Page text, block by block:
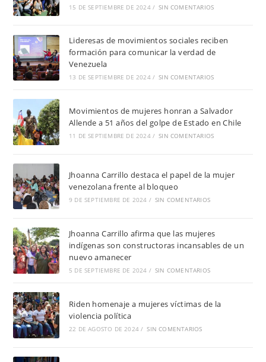
15 DE SEPTIEMBRE DE 2024 / SIN COMENTARIOS
Lideresas de movimientos sociales reciben
formación para comunicar la verdad de
Venezuela
13 DE SEPTIEMBRE DE 2024 / SIN COMENTARIOS
Movimientos de mujeres honran a Salvador
Allende a 51 años del golpe de Estado en Chile
11 DE SEPTIEMBRE DE 2024 / SIN COMENTARIOS
Jhoanna Carrillo destaca el papel de la mujer
venezolana frente al bloqueo
9 DE SEPTIEMBRE DE 2024 / SIN COMENTARIOS
Jhoanna Carrillo afirma que las mujeres
indígenas son constructoras incansables de un
nuevo amanecer
5 DE SEPTIEMBRE DE 2024 / SIN COMENTARIOS
Riden homenaje a mujeres víctimas de la
violencia política
22 DE AGOSTO DE 2024 / SIN COMENTARIOS